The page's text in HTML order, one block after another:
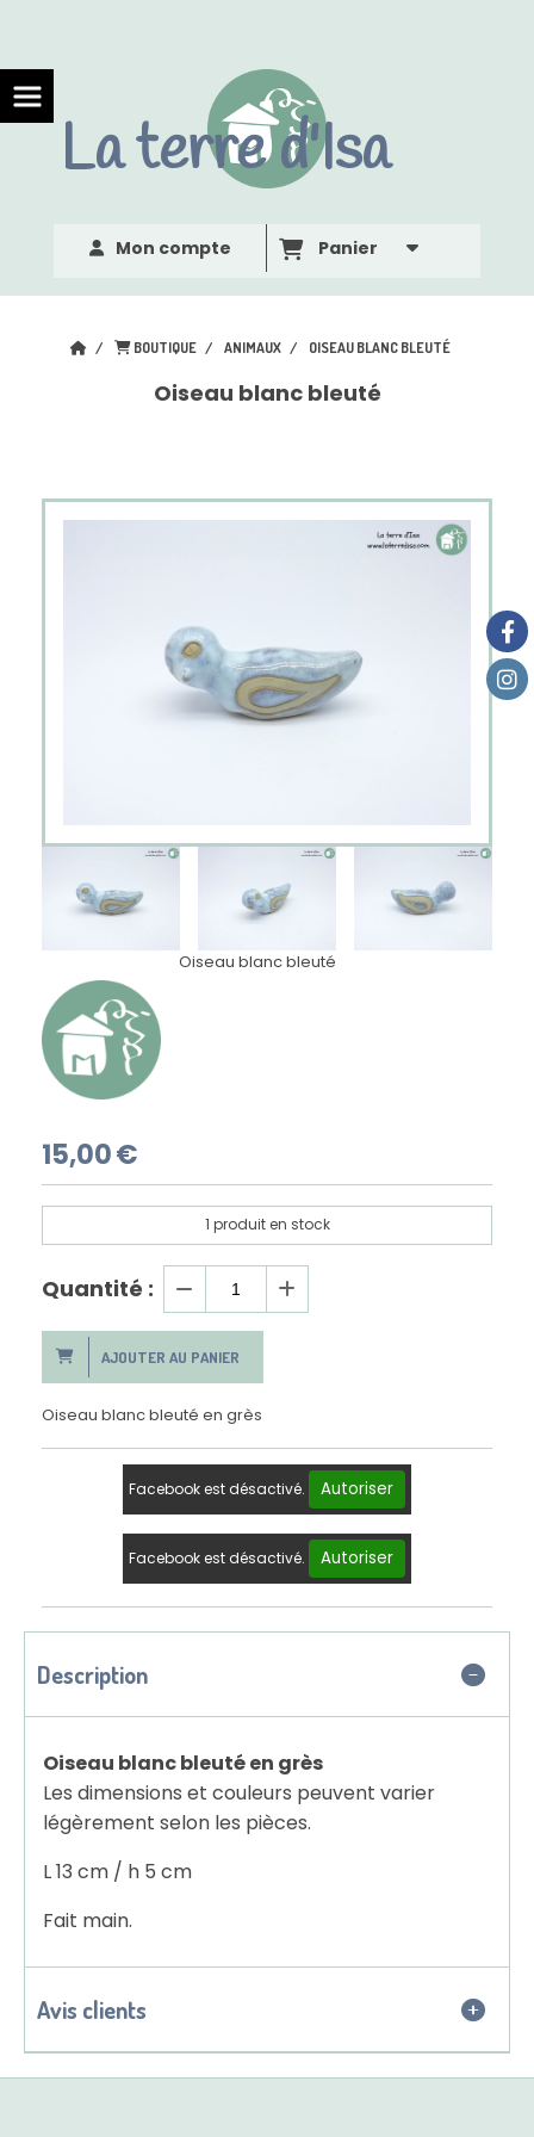
La terre d'Isa
Mon compte Panier
BOUTIQUE ANIMAUX OISEAU BLANC BLEUTÉ
Oiseau blanc bleuté
Oiseau blanc bleuté
15,00€
1 produit en stock
Quantité :
AJOUTER AU PANIER
Oiseau blanc bleuté en grès
Facebook est désactivé. Autoriser
Facebook est désactivé. Autoriser
Description
Oiseau blanc bleuté en grès
Les dimensions et couleurs peuvent varier
légèrement selon les pièces.
L 13 cm / h 5 cm
Fait main.
Avis clients